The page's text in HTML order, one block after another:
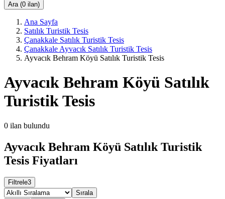
Ara (0 ilan)
Ana Sayfa
Satılık Turistik Tesis
Çanakkale Satılık Turistik Tesis
Çanakkale Ayvacık Satılık Turistik Tesis
Ayvacık Behram Köyü Satılık Turistik Tesis
Ayvacık Behram Köyü Satılık
Turistik Tesis
0 ilan bulundu
Ayvacık Behram Köyü Satılık Turistik
Tesis Fiyatları
Filtrele3
Sırala